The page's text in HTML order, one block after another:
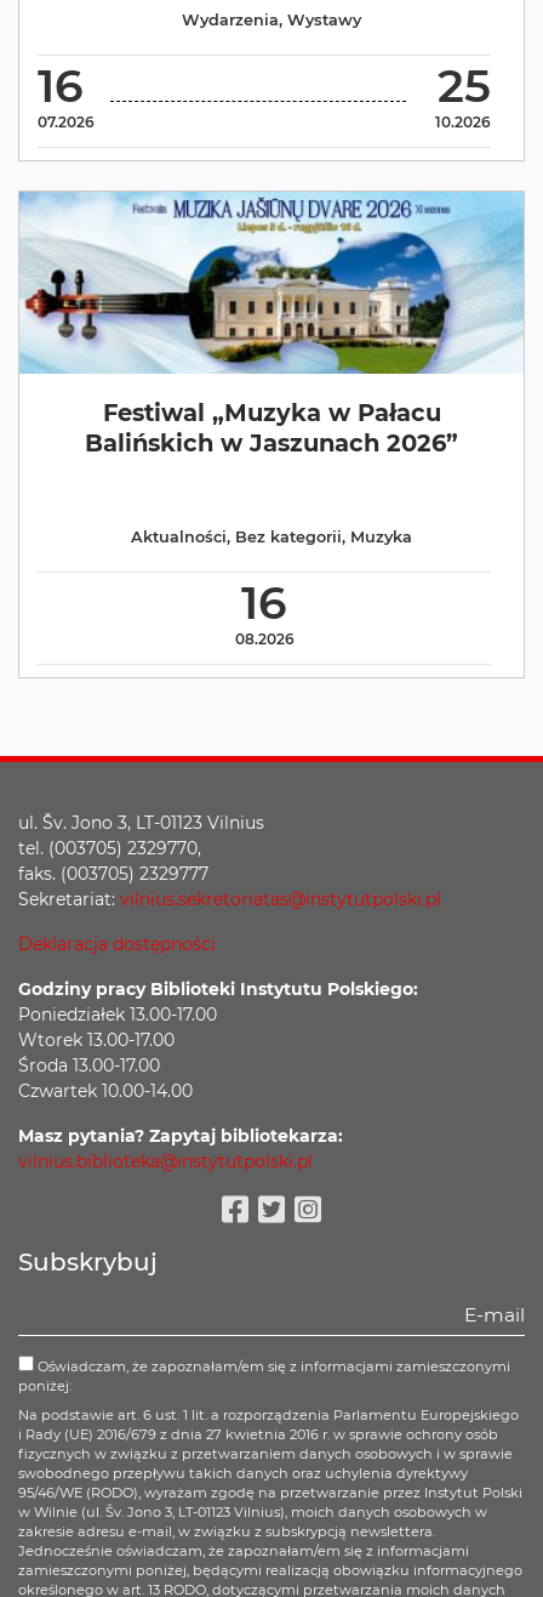
16
07.2026
25
10.2026
Wydarzenia, Wystawy
Festiwal „Muzyka w Pałacu
Balińskich w Jaszunach 2026”
16
08.2026
Aktualności, Bez kategorii, Muzyka
ul. Šv. Jono 3, LT-01123 Vilnius
tel. (003705) 2329770,
faks. (003705) 2329777
Sekretariat: vilnius.sekretoriatas@instytutpolski.pl
Deklaracja dostępności
Godziny pracy Biblioteki Instytutu Polskiego:
Poniedziałek 13.00-17.00
Wtorek 13.00-17.00
Środa 13.00-17.00
Czwartek 10.00-14.00
Masz pytania? Zapytaj bibliotekarza:
vilnius.biblioteka@instytutpolski.pl
Subskrybuj
Oświadczam, że zapoznałam/em się z informacjami zamieszczonymi
poniżej:
Na podstawie art. 6 ust. 1 lit. a rozporządzenia Parlamentu Europejskiego
i Rady (UE) 2016/679 z dnia 27 kwietnia 2016 r. w sprawie ochrony osób
fizycznych w związku z przetwarzaniem danych osobowych i w sprawie
swobodnego przepływu takich danych oraz uchylenia dyrektywy
95/46/WE (RODO), wyrażam zgodę na przetwarzanie przez Instytut Polski
w Wilnie (ul. Šv. Jono 3, LT-01123 Vilnius), moich danych osobowych w
zakresie adresu e-mail, w związku z subskrypcją newslettera.
Jednocześnie oświadczam, że zapoznałam/em się z informacjami
zamieszczonymi poniżej, będącymi realizacją obowiązku informacyjnego
określonego w art. 13 RODO, dotyczącymi przetwarzania moich danych